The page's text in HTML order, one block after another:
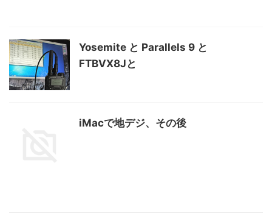
Yosemite と Parallels 9 と
FTBVX8Jと
iMacで地デジ、その後